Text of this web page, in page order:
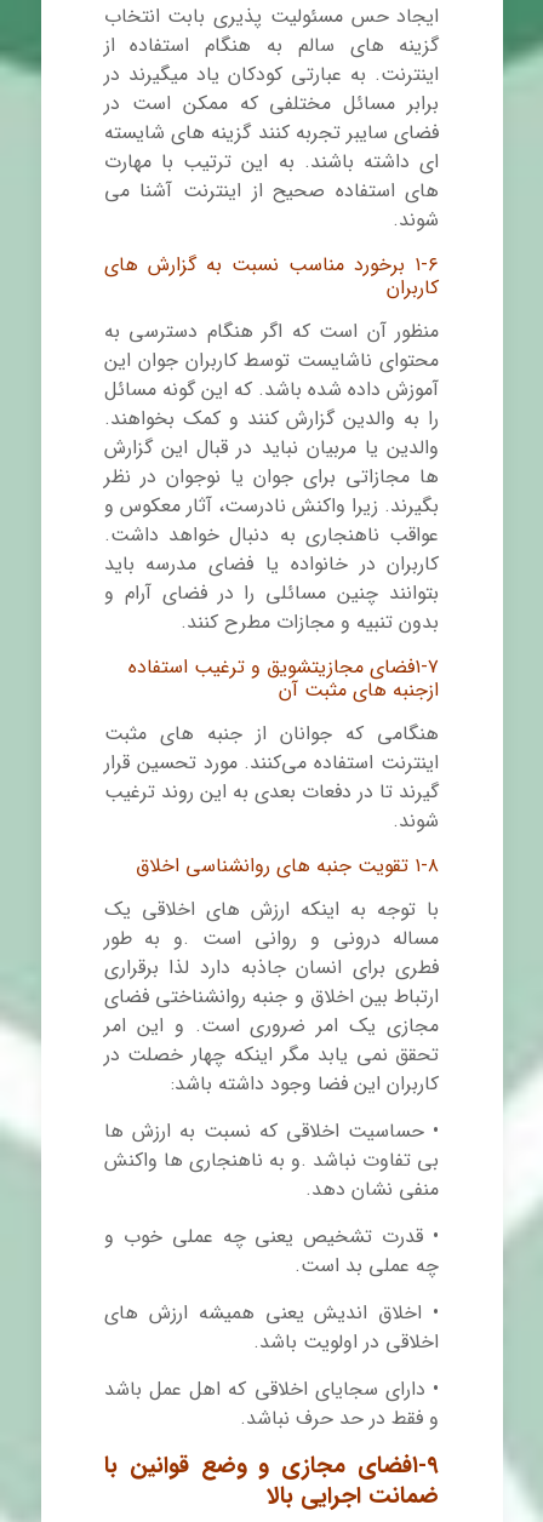
ایجاد حس مسئولیت پذیری بابت انتخاب
گزینه های سالم به هنگام استفاده از
اینترنت. به عبارتی کودکان یاد میگیرند در
برابر مسائل مختلفی که ممکن است در
فضای سایبر تجربه کنند گزینه های شایسته
ای داشته باشند. به این ترتیب با مهارت
های استفاده صحیح از اینترنت آشنا می
شوند.
۱-۶ برخورد مناسب نسبت به گزارش های
کاربران
منظور آن است که اگر هنگام دسترسی به
محتوای ناشایست توسط کاربران جوان این
آموزش داده شده باشد. که این گونه مسائل
را به والدین گزارش کنند و کمک بخواهند.
والدین یا مربیان نباید در قبال این گزارش
ها مجازاتی برای جوان یا نوجوان در نظر
بگیرند. زیرا واکنش نادرست، آثار معکوس و
عواقب ناهنجاری به دنبال خواهد داشت.
کاربران در خانواده یا فضای مدرسه باید
بتوانند چنین مسائلی را در فضای آرام و
بدون تنبیه و مجازات مطرح کنند.
۱-۷فضای مجازیتشویق و ترغیب استفاده
ازجنبه های مثبت آن
هنگامی که جوانان از جنبه های مثبت
اینترنت استفاده می‌کنند. مورد تحسین قرار
گیرند تا در دفعات بعدی به این روند ترغیب
شوند.
۱-۸ تقویت جنبه های روانشناسی اخلاق
با توجه به اینکه ارزش های اخلاقی یک
مساله درونی و روانی است .و به طور
فطری برای انسان جاذبه دارد لذا برقراری
ارتباط بین اخلاق و جنبه روانشناختی فضای
مجازی یک امر ضروری است. و این امر
تحقق نمی یابد مگر اینکه چهار خصلت در
کاربران این فضا وجود داشته باشد:
• حساسیت اخلاقی که نسبت به ارزش ها
بی تفاوت نباشد .و به ناهنجاری ها واکنش
منفی نشان دهد.
• قدرت تشخیص یعنی چه عملی خوب و
چه عملی بد است.
• اخلاق اندیش یعنی همیشه ارزش های
اخلاقی در اولویت باشد.
• دارای سجایای اخلاقی که اهل عمل باشد
و فقط در حد حرف نباشد.
۱-۹فضای مجازی ووضع قوانین با
ضمانت اجرایی بالا